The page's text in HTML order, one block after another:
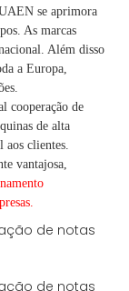
se aprimora
As marcas
Além disso
a Europa,
cooperação de
de alta
aos clientes.
vantajosa,